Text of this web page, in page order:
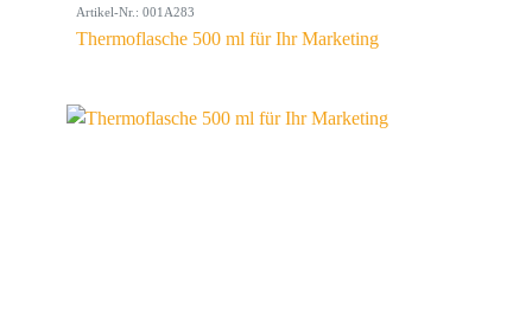
Artikel-Nr.: 001A283
Thermoflasche 500 ml für Ihr Marketing